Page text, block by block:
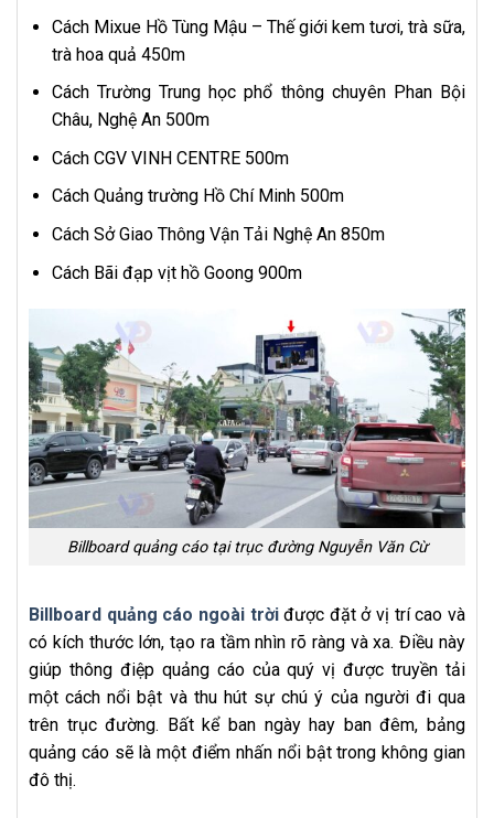
Cách Mixue Hồ Tùng Mậu – Thế giới kem tươi, trà sữa,
trà hoa quả 450m
Cách Trường Trung học phổ thông chuyên Phan Bội
Châu, Nghệ An 500m
Cách CGV VINH CENTRE 500m
Cách Quảng trường Hồ Chí Minh 500m
Cách Sở Giao Thông Vận Tải Nghệ An 850m
Cách Bãi đạp vịt hồ Goong 900m
Billboard quảng cáo tại trục đường Nguyễn Văn Cừ
Billboard quảng cáo ngoài trờiđược đặt ở vị trí cao và
có kích thước lớn, tạo ra tầm nhìn rõ ràng và xa. Điều này
giúp thông điệp quảng cáo của quý vị được truyền tải
một cách nổi bật và thu hút sự chú ý của người đi qua
trên trục đường. Bất kể ban ngày hay ban đêm, bảng
quảng cáo sẽ là một điểm nhấn nổi bật trong không gian
đô thị.